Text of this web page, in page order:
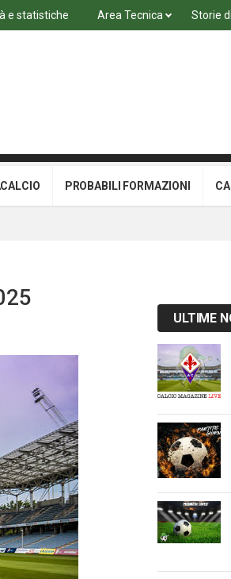
e statistiche Area Tecnica Storie
PROBABILI FORMAZIONI
ULTIME